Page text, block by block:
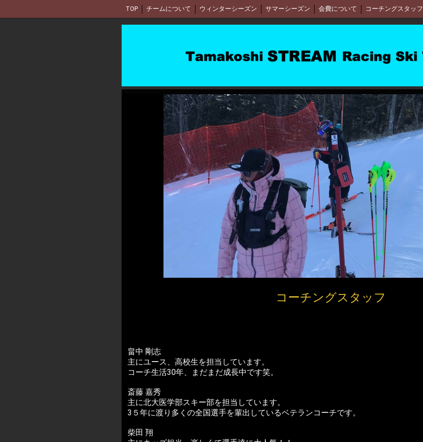
TOP チームについて ウィンターシーズン サマーシーズン 会費について コーチングスタッフ
コーチングスタッフ
畠中 剛志
主にユース、高校生を担当しています。
コーチ生活30年、まだまだ成長中です笑。
斎藤 嘉秀
主に北大医学部スキー部を担当しています。
3５年に渡り多くの全国選手を輩出しているベテランコーチです。
柴田 翔